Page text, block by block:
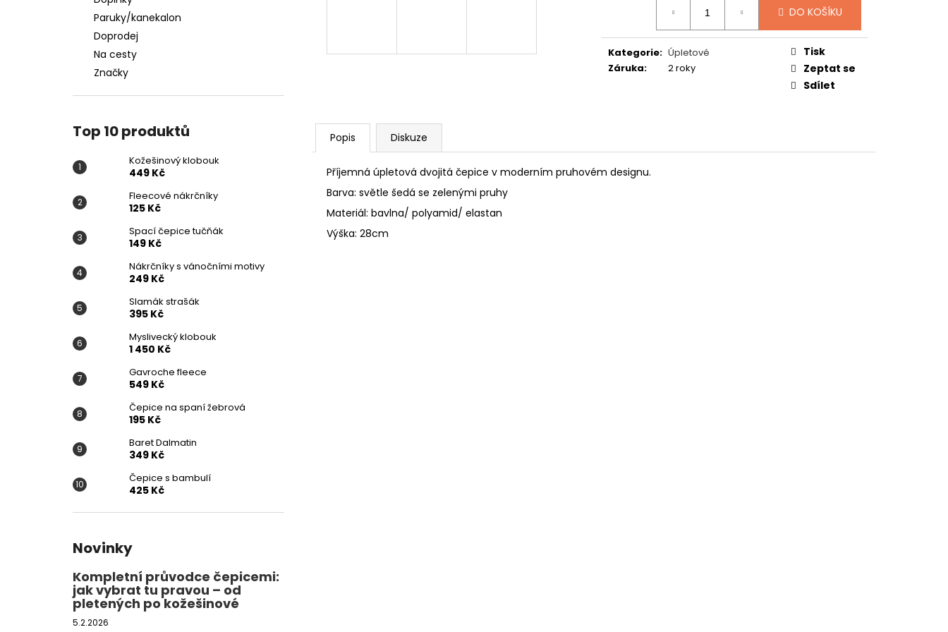
Paruky/kanekalon
Doprodej
Na cesty
Značky
Top 10 produktů
Kožešinový klobouk
449 Kč
Fleecové nákrčníky
125 Kč
Spací čepice tučňák
149 Kč
Nákrčníky s vánočními motivy
249 Kč
Slamák strašák
395 Kč
Myslivecký klobouk
1 450 Kč
Gavroche fleece
549 Kč
Čepice na spaní žebrová
195 Kč
Baret Dalmatin
349 Kč
Čepice s bambulí
425 Kč
Novinky
Kompletní průvodce čepicemi:
jak vybrat tu pravou – od
pletených po kožešinové
5.2.2026
DO KOŠÍKU
Kategorie: Úpletové
Záruka: 2 roky
Tisk
Zeptat se
Sdílet
Popis Diskuze
Příjemná úpletová dvojitá čepice v moderním pruhovém designu.
Barva: světle šedá se zelenými pruhy
Materiál: bavlna/ polyamid/ elastan
Výška: 28cm
KOŽEŠINOVÝ KLOBOUK
449 Kč